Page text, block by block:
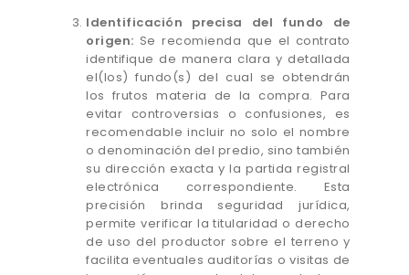
Identificación precisa del fundo de
origen: Se recomienda que el contrato
identifique de manera clara y detallada
el(los) fundo(s) del cual se obtendrán
los frutos materia de la compra. Para
evitar controversias o confusiones, es
recomendable incluir no solo el nombre
o denominación del predio, sino también
su dirección exacta y la partida registral
electrónica correspondiente. Esta
precisión brinda seguridad jurídica,
permite verificar la titularidad o derecho
de uso del productor sobre el terreno y
facilita eventuales auditorías o visitas de